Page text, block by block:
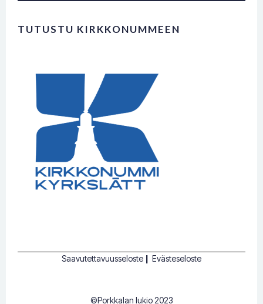
TUTUSTU KIRKKONUMMEEN
Saavutettavuusseloste | Evästeseloste
©Porkkalan lukio 2023